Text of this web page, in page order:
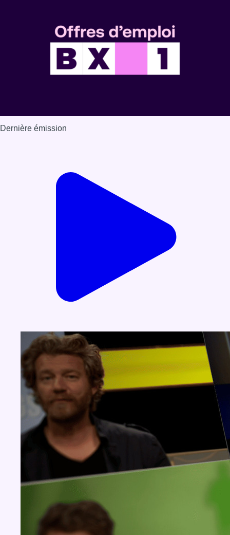
Dernière émission